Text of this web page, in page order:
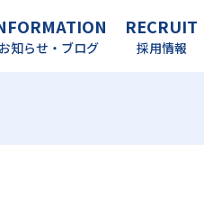
お知らせ・ブログ
RECRUIT
採用情報